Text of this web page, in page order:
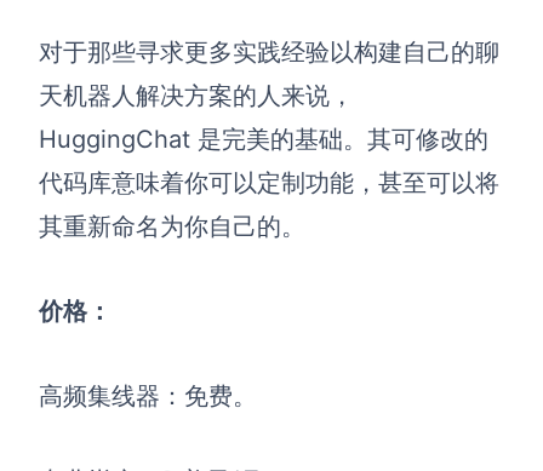
对于那些寻求更多实践经验以构建自己的聊
天机器人解决方案的人来说，
HuggingChat 是完美的基础。其可修改的
代码库意味着你可以定制功能，甚至可以将
其重新命名为你自己的。
价格：
高频集线器：免费。